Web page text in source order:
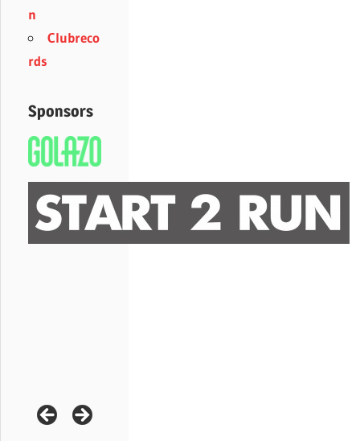
n
Clubreco
rds
Sponsors